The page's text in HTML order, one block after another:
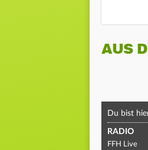
AUS
Du bist
RADIO
FFH Live